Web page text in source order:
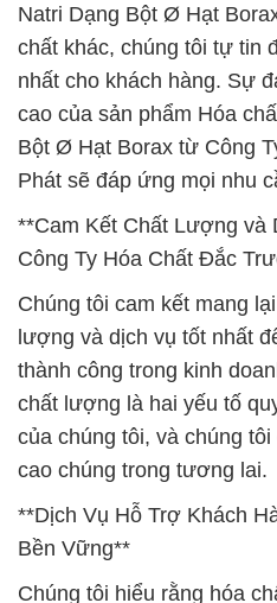
Natri Dạng Bột Ø Hạt
chất khác, chúng tôi tự tin
nhất cho khách hàng. Sự
cao của sản phẩm Hóa
Bột Ø Hạt Borax từ Công
Phát sẽ đáp ứng mọi nhu
**Cam Kết Chất Lượng và
Công Ty Hóa Chất Đắc
Chúng tôi cam kết mang
lượng và dịch vụ tốt nhất
thành công trong kinh
chất lượng là hai yếu tố
của chúng tôi, và chúng
cao chúng trong tương lai.
**Dịch Vụ Hỗ Trợ Khách
Bền Vững**
Chúng tôi hiểu rằng hóa